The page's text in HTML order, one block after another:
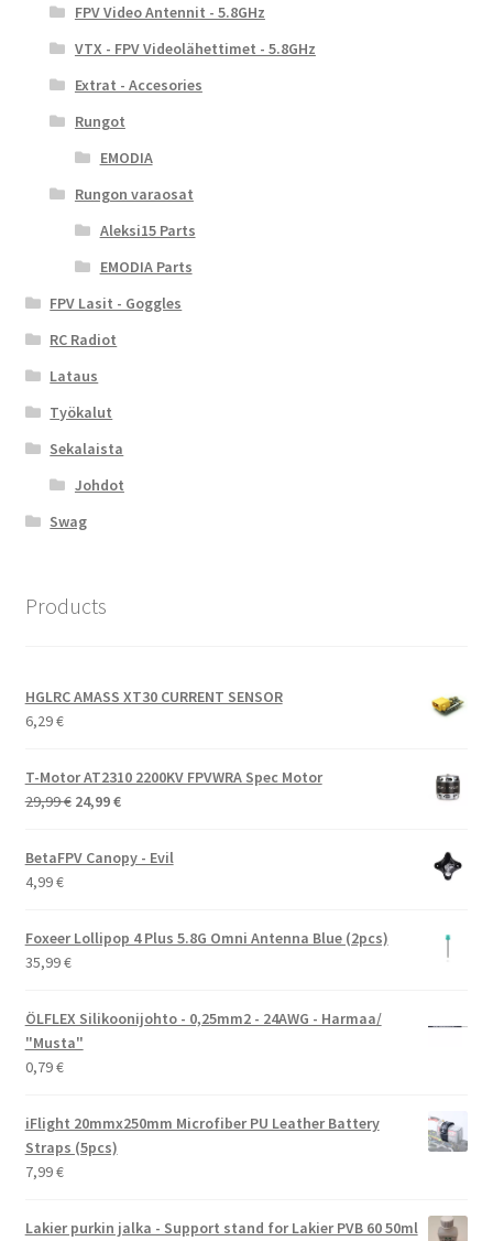
FPV Video Antennit - 5.8GHz
VTX - FPV Videolähettimet - 5.8GHz
Extrat - Accesories
Rungot
EMODIA
Rungon varaosat
Aleksi15 Parts
EMODIA Parts
FPV Lasit - Goggles
RC Radiot
Lataus
Työkalut
Sekalaista
Johdot
Swag
Products
HGLRC AMASS XT30 CURRENT SENSOR
6,29€
T-Motor AT2310 2200KV FPVWRA Spec Motor
29,99€ Alkuperäinen
oli:
29,99 €.
24,99€Nykyinen
24,99 €.
BetaFPV Canopy - Evil
4,99€
Foxeer Lollipop 4 Plus 5.8G Omni Antenna Blue (2pcs)
35,99€
ÖLFLEX Silikoonijohto - 0,25mm2 - 24AWG - Harmaa/
"Musta"
0,79€
iFlight 20mmx250mm Microfiber PU Leather Battery
Straps (5pcs)
7,99€
Lakier purkin jalka - Support stand for Lakier PVB 60 50ml